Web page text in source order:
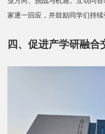
家逐一回应，并鼓励同学们持续
四、促进产学研融合